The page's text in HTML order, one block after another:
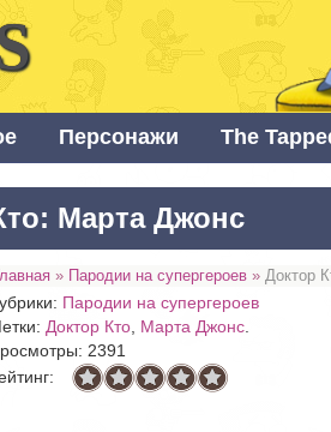
Персонажи The
Марта Джонс
» Пародии на супергероев »Доктор
Пародии на супергероев
Доктор Кто Марта Джонс
2391